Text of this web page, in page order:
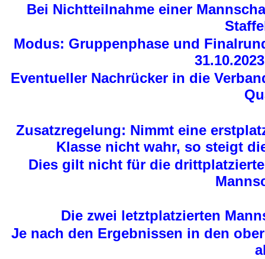
Bei Nichtteilnahme einer
Modus: Gruppenphase und
31.10.2023
Eventueller Nachrücker in die
Zusatzregelung: Nimmt eine
Klasse nicht wahr, so steigt
Dies gilt nicht für die
Die zwei letztplatzierten
Je nach den Ergebnissen in den